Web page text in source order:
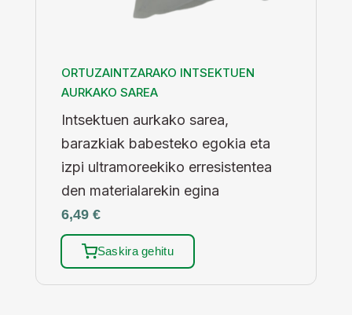
ORTUZAINTZARAKO INTSEKTUEN
AURKAKO SAREA
Intsektuen aurkako sarea,
barazkiak babesteko egokia eta
izpi ultramoreekiko erresistentea
den materialarekin egina
6,49 €
Saskira gehitu